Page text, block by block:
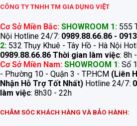
CÔNG TY TNHH TM GIA DỤNG VIỆT
Cơ Sở Miền Bắc: SHOWROOM 1: 555
Nội Hotline 24/7: 0989.88.66.86 -
2: 532 Thụy Khuê - Tây Hồ - Hà Nội
0989.88.66.86 Thời gian làm việc: 8h
Cơ Sở Miền Nam: SHOWROOM 1: Số
- Phường 10 - Quận 3 - TP.HCM (Liên
Nhận Hỗ Trợ Tốt Nhất) Hotline 24/7:
làm việc: 8h30 - 22h
CHĂM SÓC KHÁCH HÀNG VÀ BẢO HÀNH: